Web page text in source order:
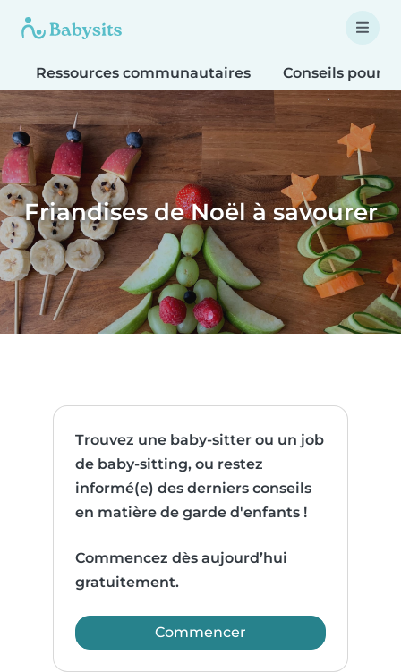
Ressources communautaires Conseils pour
Friandises de Noël à savourer
Trouvez une baby-sitter ou un job
de baby-sitting, ou restez
informé(e) des derniers conseils
en matière de garde d'enfants !
Commencez dès aujourd’hui
gratuitement.
Commencer